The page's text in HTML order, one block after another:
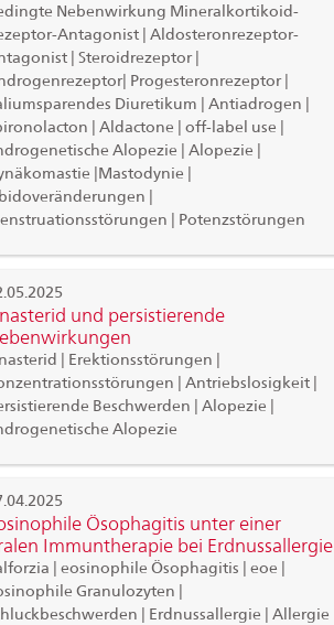
Nebenwirkung Mineralkortikoid-
Antagonist | Aldosteronrezeptor-
| Steroidrezeptor |
Progesteronrezeptor |
Diuretikum | Antiadrogen |
| Aldactone | off-label use |
Alopezie | Alopezie |
|Mastodynie |
|
| Potenzstörungen
und persistierende
| Erektionsstörungen |
| Antriebslosigkeit |
Beschwerden | Alopezie |
Alopezie
Ösophagitis unter einer
Immuntherapie bei Erdnussallergie
| eosinophile Ösophagitis | eoe |
Granulozyten |
| Erdnussallergie | Allergie